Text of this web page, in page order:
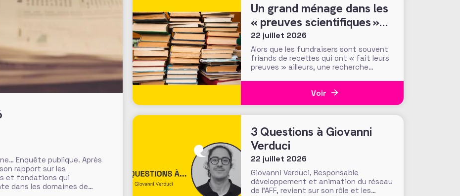
Enquête publique. Après
rapport sur les
et fondations qui
dans les domaines de
Un grand ménage dans les
« preuves scientifiques »
d’efficacité des méthodes
et tactiques de collecte…
22 juillet 2026
Alors que les fundraisers sont souvent
friands de recettes qui ont « fait leurs
preuves » ailleurs, une recherche
pose une question cruciale : la
Voir
3 Questions à Giovanni
Verduci
22 juillet 2026
Giovanni Verduci, Responsable
développement et animation du réseau
de l’AFF, revient sur son rôle et les